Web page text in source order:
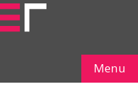
Menu